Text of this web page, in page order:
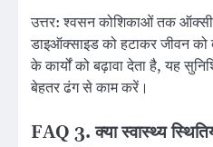
उत्तर: श्वसन कोशिकाओं तक
डाइऑक्साइड को हटाकर जीवन को
के कार्यों को बढ़ावा देता है, यह
बेहतर ढंग से काम करें।
FAQ 3. क्या स्वास्थ्य